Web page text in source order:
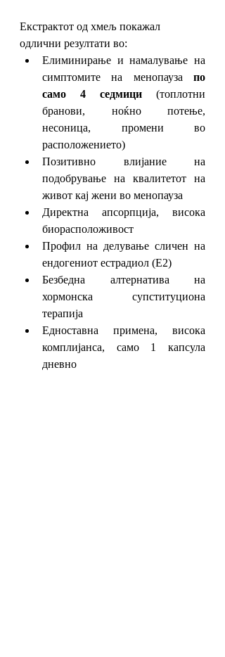
Екстрактот од хмељ покажал
одлични резултати во:
Елиминирање и намалување на
симптомите на менопауза по
само 4 седмици (топлотни
бранови, ноќно потење,
несоница, промени во
расположението)
Позитивно влијание на
подобрување на квалитетот на
живот кај жени во менопауза
Директна апсорпција, висока
биорасположивост
Профил на делување сличен на
ендогениот естрадиол (E2)
Безбедна алтернатива на
хормонска супституциона
терапија
Едноставна примена, висока
комплијанса, само 1 капсула
дневно